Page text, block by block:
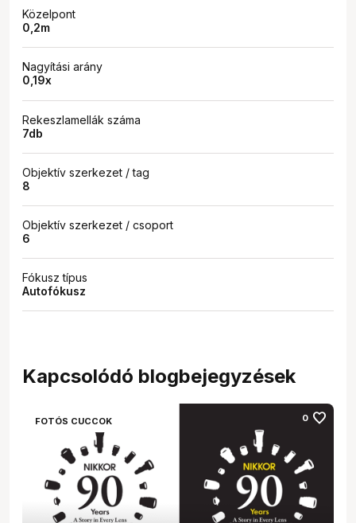
Közelpont
0,2m
Nagyítási arány
0,19x
Rekeszlamellák száma
7db
Objektív szerkezet / tag
8
Objektív szerkezet / csoport
6
Fókusz típus
Autofókusz
Kapcsolódó blogbejegyzések
FOTÓS CUCCOK 0 favorite